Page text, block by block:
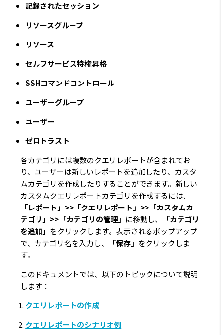
記録されたセッション
リソースグループ
リソース
セルフサービス特権昇格
SSHコマンドコントロール
ユーザーグループ
ユーザー
ゼロトラスト
各カテゴリには複数のクエリレポートが含まれてお
り、ユーザーは新しいレポートを追加したり、カスタ
ムカテゴリを作成したりすることができます。新しい
カスタムクエリレポートカテゴリを作成するには、
「レポート」>>「クエリレポート」>>「カスタムカ
テゴリ」>>「カテゴリの管理」 に移動し、
「カテゴリ
を追加」 をクリックします。表示されるポップアップ
で、カテゴリ名を入力し、
「保存」 をクリックしま
す。
このドキュメントでは、以下のトピックについて説明
します：
クエリレポートの作成
クエリレポートのシナリオ例